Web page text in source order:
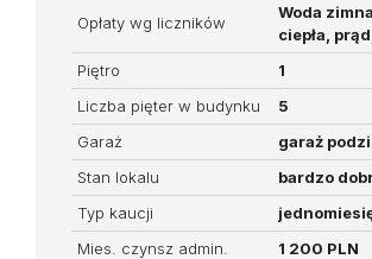
Opłaty wg liczników
Woda
ciepła,
Piętro
1
Liczba pięter w budynku
5
Garaż
garaż
Stan lokalu
bardzo
Typ kaucji
Mies. czynsz admin.
1 200 PLN